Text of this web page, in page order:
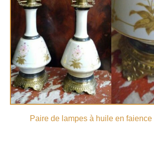
Paire de lampes à huile en